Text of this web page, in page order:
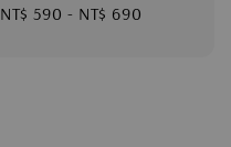
Regular
NT$ 590 - NT$ 690